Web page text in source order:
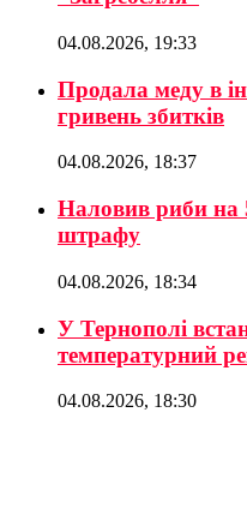
04.08.2026, 19:33
Продала меду в
гривень збитків
04.08.2026, 18:37
Наловив риби на
штрафу
04.08.2026, 18:34
У Тернополі
температурний
04.08.2026, 18:30